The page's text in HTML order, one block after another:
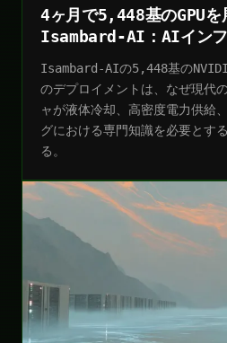
4ヶ月で5,448基のGPUを
Isambard-AI：AIインフ
Isambard-AIの5,448基の
のデプロイメントは、なぜ現代
ャが液体冷却、高密度電力供給
グにおける専門知識を必要とす
る。